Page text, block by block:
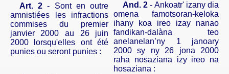
Art. 2 - Sont en outre
amnistiées les infractions
commises du premier
janvier 2000 au 26 juin
2000 lorsqu'elles ont été
punies ou seront punies :
And. 2 - Ankoatr' izany dia
omena famotsoran-keloka
ihany koa ireo izay nanao
fandikan-dalàna teo
anelanelan’ny 1 janoary
2000 sy ny 26 jona 2000
raha nosaziana izy ireo na
hosaziana :